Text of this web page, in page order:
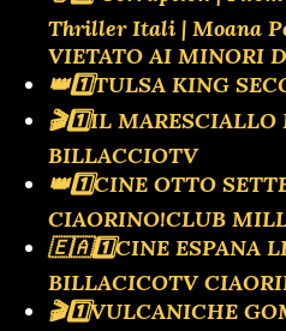
Thriller Itali | Moana
VIETATO AI MINORI
👑1️⃣TULSA KING
🎬1️⃣IL MARESCIALLO
BILLACCIOTV
👑1️⃣CINE OTTO
CIAORINO!CLUB
🇪🇦1️⃣CINE ESPANA
BILLACICOTV
🎬1️⃣VULCANICHE